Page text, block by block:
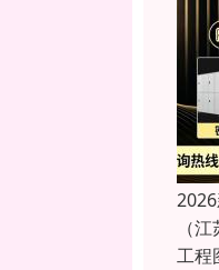
（
工程